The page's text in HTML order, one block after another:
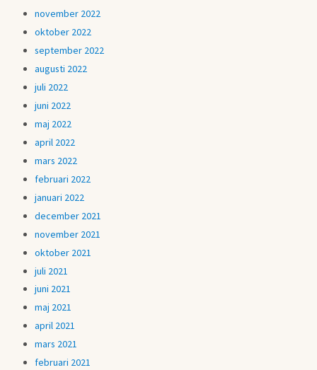
november 2022
oktober 2022
september 2022
augusti 2022
juli 2022
juni 2022
maj 2022
april 2022
mars 2022
februari 2022
januari 2022
december 2021
november 2021
oktober 2021
juli 2021
juni 2021
maj 2021
april 2021
mars 2021
februari 2021